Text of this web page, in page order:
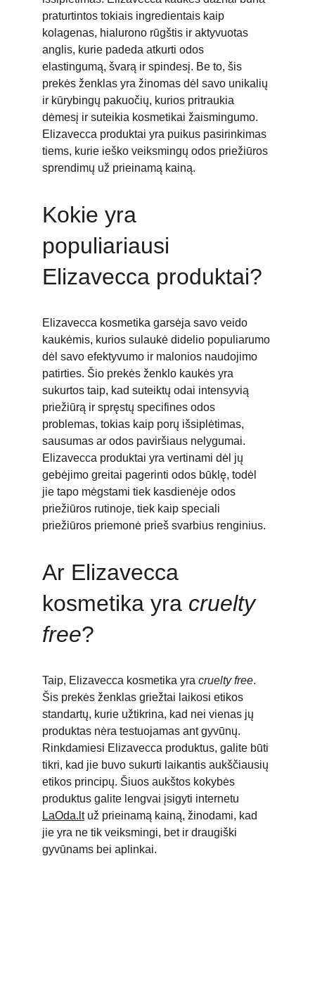
praturtintos tokiais ingredientais kaip
kolagenas, hialurono rūgštis ir aktyvuotas
anglis, kurie padeda atkurti odos
elastingumą, švarą ir spindesį. Be to, šis
prekės ženklas yra žinomas dėl savo unikalių
ir kūrybingų pakuočių, kurios pritraukia
dėmesį ir suteikia kosmetikai žaismingumo.
Elizavecca produktai yra puikus pasirinkimas
tiems, kurie ieško veiksmingų odos priežiūros
sprendimų už prieinamą kainą.
Kokie yra
populiariausi
Elizavecca produktai?
Elizavecca kosmetika garsėja savo veido
kaukėmis, kurios sulaukė didelio populiarumo
dėl savo efektyvumo ir malonios naudojimo
patirties. Šio prekės ženklo kaukės yra
sukurtos taip, kad suteiktų odai intensyvią
priežiūrą ir spręstų specifines odos
problemas, tokias kaip porų išsiplėtimas,
sausumas ar odos paviršiaus nelygumai.
Elizavecca produktai yra vertinami dėl jų
gebėjimo greitai pagerinti odos būklę, todėl
jie tapo mėgstami tiek kasdienėje odos
priežiūros rutinoje, tiek kaip speciali
priežiūros priemonė prieš svarbius renginius.
Ar Elizavecca
kosmetika yra cruelty
free?
Taip, Elizavecca kosmetika yra cruelty free.
Šis prekės ženklas griežtai laikosi etikos
standartų, kurie užtikrina, kad nei vienas jų
produktas nėra testuojamas ant gyvūnų.
Rinkdamiesi Elizavecca produktus, galite būti
tikri, kad jie buvo sukurti laikantis aukščiausių
etikos principų. Šiuos aukštos kokybės
produktus galite lengvai įsigyti internetu
LaOda.lt už prieinamą kainą, žinodami, kad
jie yra ne tik veiksmingi, bet ir draugiški
gyvūnams bei aplinkai.